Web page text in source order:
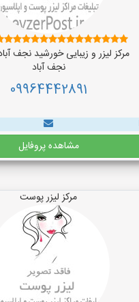
مرکز لیزر و زیبایی خورشید نجف
نجف‌ آباد
09964442891
مشاهده پروفایل
مرکز لیزر پوست